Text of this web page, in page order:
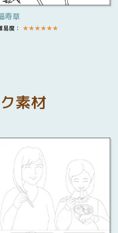
寿草
易度： ★★★★★★
素材